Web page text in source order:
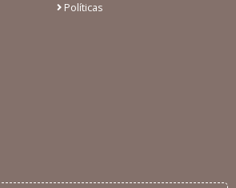
Políticas